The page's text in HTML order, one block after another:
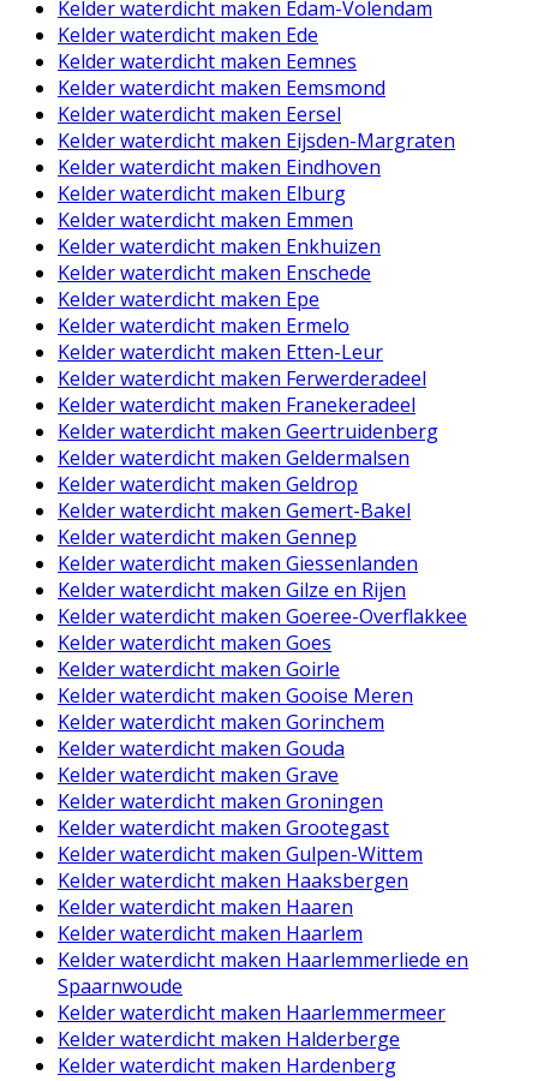
Kelder waterdicht maken Edam-Volendam
Kelder waterdicht maken Ede
Kelder waterdicht maken Eemnes
Kelder waterdicht maken Eemsmond
Kelder waterdicht maken Eersel
Kelder waterdicht maken Eijsden-Margraten
Kelder waterdicht maken Eindhoven
Kelder waterdicht maken Elburg
Kelder waterdicht maken Emmen
Kelder waterdicht maken Enkhuizen
Kelder waterdicht maken Enschede
Kelder waterdicht maken Epe
Kelder waterdicht maken Ermelo
Kelder waterdicht maken Etten-Leur
Kelder waterdicht maken Ferwerderadeel
Kelder waterdicht maken Franekeradeel
Kelder waterdicht maken Geertruidenberg
Kelder waterdicht maken Geldermalsen
Kelder waterdicht maken Geldrop
Kelder waterdicht maken Gemert-Bakel
Kelder waterdicht maken Gennep
Kelder waterdicht maken Giessenlanden
Kelder waterdicht maken Gilze en Rijen
Kelder waterdicht maken Goeree-Overflakkee
Kelder waterdicht maken Goes
Kelder waterdicht maken Goirle
Kelder waterdicht maken Gooise Meren
Kelder waterdicht maken Gorinchem
Kelder waterdicht maken Gouda
Kelder waterdicht maken Grave
Kelder waterdicht maken Groningen
Kelder waterdicht maken Grootegast
Kelder waterdicht maken Gulpen-Wittem
Kelder waterdicht maken Haaksbergen
Kelder waterdicht maken Haaren
Kelder waterdicht maken Haarlem
Kelder waterdicht maken Haarlemmerliede en
Spaarnwoude
Kelder waterdicht maken Haarlemmermeer
Kelder waterdicht maken Halderberge
Kelder waterdicht maken Hardenberg